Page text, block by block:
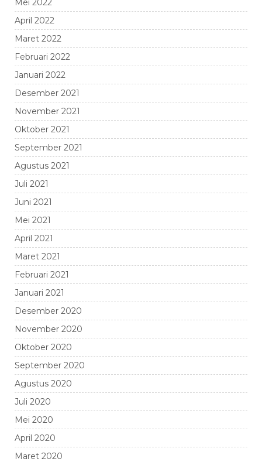
Mei 2022
April 2022
Maret 2022
Februari 2022
Januari 2022
Desember 2021
November 2021
Oktober 2021
September 2021
Agustus 2021
Juli 2021
Juni 2021
Mei 2021
April 2021
Maret 2021
Februari 2021
Januari 2021
Desember 2020
November 2020
Oktober 2020
September 2020
Agustus 2020
Juli 2020
Mei 2020
April 2020
Maret 2020